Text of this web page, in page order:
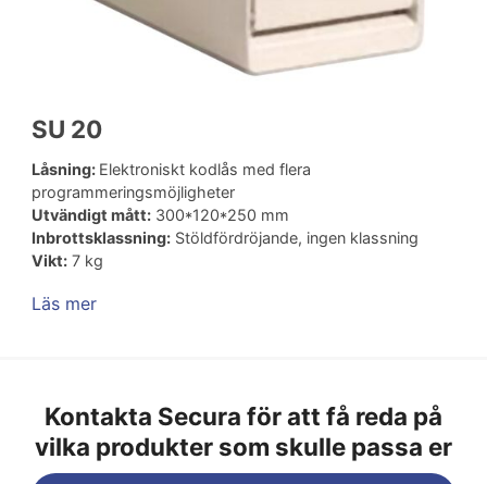
SU 20
Låsning: Elektroniskt kodlås med flera
programmeringsmöjligheter
Utvändigt mått:300*120*250 mm
Inbrottsklassning:Stöldfördröjande, ingen klassning
Vikt:7 kg
Läs mer
Kontakta Secura för att få reda på
vilka produkter som skulle passa er